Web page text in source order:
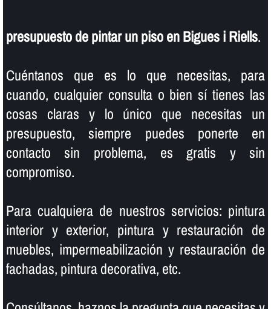
presupuesto de pintar un piso en Bigues i Riells.
Cuéntanos que es lo que necesitas, para
cuando, cualquier consulta o bien sí­ tienes las
cosas claras y lo único que necesitas un
presupuesto, siempre puedes ponerte en
contacto sin problema, es gratis y sin
compromiso.
Para cualquiera de nuestros servicios: pintura
interior y exterior, pintura y restauración de
muebles, impermeabilización y restauración de
fachadas, pintura decorativa, etc.